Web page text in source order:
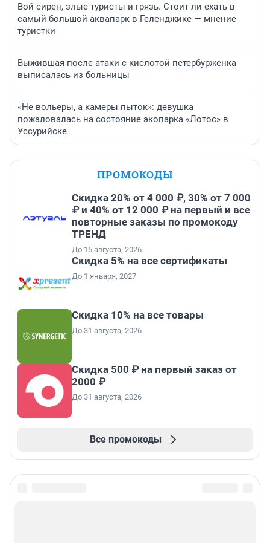
Вой сирен, злые туристы и грязь. Стоит ли ехать в
самый большой аквапарк в Геленджике — мнение
туристки
Выжившая после атаки с кислотой петербурженка
выписалась из больницы
«Не вольеры, а камеры пыток»: девушка
пожаловалась на состояние экопарка «Лотос» в
Уссурийске
ПРОМОКОДЫ
Скидка 20% от 4 000 ₽, 30% от 7 000
₽ и 40% от 12 000 ₽ на первый и все
повторные заказы по промокоду
ТРЕНД
До 15 августа, 2026
Скидка 5% на все сертификаты
До 1 января, 2027
Скидка 10% на все товары
До 31 августа, 2026
Скидка 500 ₽ на первый заказ от
2000 ₽
До 31 августа, 2026
Все промокоды